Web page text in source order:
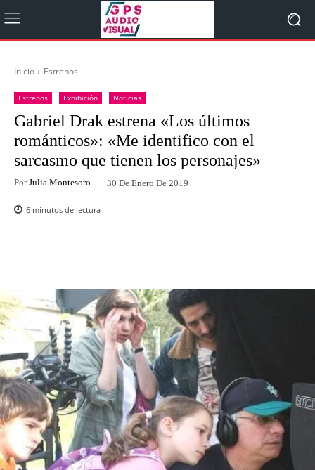
Inicio Estrenos
Estrenos Exhibición Noticias
Gabriel Drak estrena «Los últimos
románticos»: «Me identifico con el
sarcasmo que tienen los personajes»
Por Julia Montesoro 30 De Enero De 2019
6 minutos de lectura